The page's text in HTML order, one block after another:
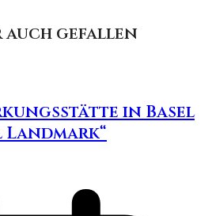
auch gefallen
in Basel